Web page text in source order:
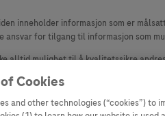
inneholder informasjon som er
ansvar for tilgang til informasjon som
alltid mulighet til å kvalitetssikre
dette nettstedet for bruk annet sted er
Cookies
and other technologies (“cookies”) to